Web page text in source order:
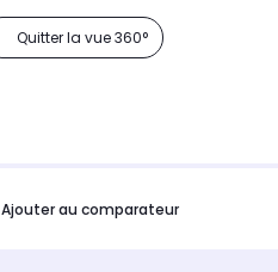
Quitter la vue 360°
Ajouter au comparateur